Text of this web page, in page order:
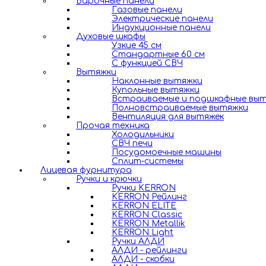
Газовые панели
Электрические панели
Индукционные панели
Духовые шкафы
Узкие 45 см
Стандартные 60 см
С функцией СВЧ
Вытяжки
Наклонные вытяжки
Купольные вытяжки
Встраиваемые и подшкафные
Полновстраиваемые вытяжки
Вентиляция для вытяжек
Прочая техника
Холодильники
СВЧ печи
Посудомоечные машины
Сплит-системы
Лицевая фурнитура
Ручки и крючки
Ручки KERRON
KERRON Рейлинг
KERRON ELITE
KERRON Classic
KERRON Metallik
KERRON Light
Ручки АЛДИ
АЛДИ - рейлинги
АЛДИ - скобки